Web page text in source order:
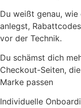
Du weißt genau,
anlegst,
vor der Technik.
Du schämst dich
Checkout-Seiten,
Marke passen
Individuelle